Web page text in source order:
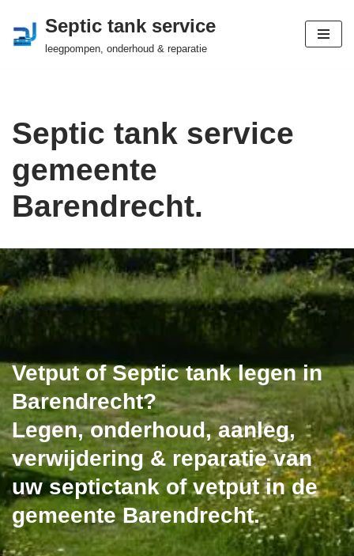
Ga
Septic tank service
leegpompen, onderhoud & reparatie
Septic tank service
gemeente
Barendrecht.
Vetput of Septic tank legen in
Barendrecht?
Legen, onderhoud, aanleg,
verwijdering & reparatie van
uw septictank of vetput in de
gemeente Barendrecht.